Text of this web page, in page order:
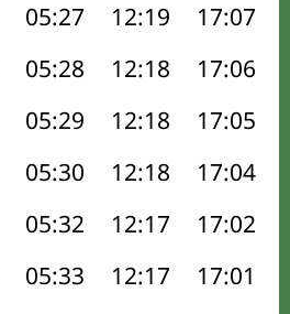
05:27 12:19 17:07
05:28 12:18 17:06
05:29 12:18 17:05
05:30 12:18 17:04
05:32 12:17 17:02
05:33 12:17 17:01